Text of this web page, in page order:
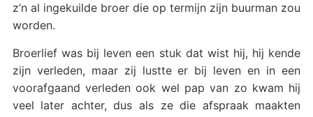
z’n al ingekuilde broer die op termijn zijn buurman zou
worden.
Broerlief was bij leven een stuk dat wist hij, hij kende
zijn verleden, maar zij lustte er bij leven en in een
voorafgaand verleden ook wel pap van zo kwam hij
veel later achter, dus als ze die afspraak maakten